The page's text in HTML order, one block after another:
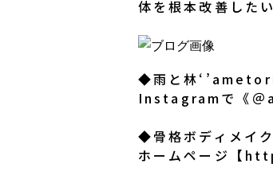
体を根本改善した
◆雨と林
Instagramで《＠
◆骨格ボディメイ
ホームページ【